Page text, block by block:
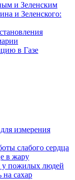
и Зеленским
и Зеленского:
в Газе
измерения
слабого сердца
в жару
у пожилых людей
на сахар